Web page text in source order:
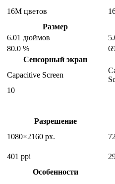
16M цветов
Размер
6.01 дюймов
80.0 %
Сенсорный экран
Capacitive Screen
10
Разрешение
1080×2160 px.
401 ppi
Особенности